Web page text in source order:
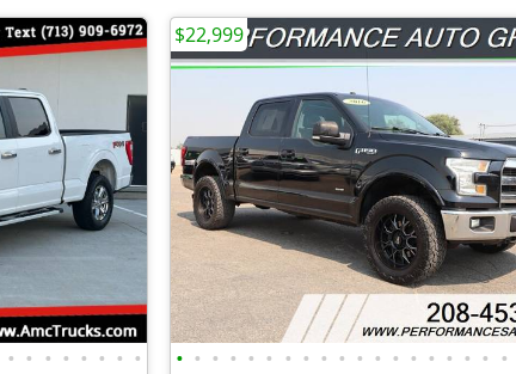
• • • • • • • • • • • • • • • • • • • • • • • • • • •
$22,999